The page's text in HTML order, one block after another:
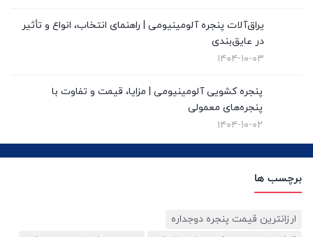
یراق‌آلات پنجره آلومینیومی | راهنمای انتخاب، انواع و تأثیر
در عایق‌بندی
۱۴۰۴-۱۰-۰۳
پنجره کشویی آلومینیومی | مزایا، قیمت و تفاوت با
پنجره‌های معمولی
۱۴۰۴-۱۰-۰۲
برچسب ها
ارزانترین قیمت پنجره دوجداره